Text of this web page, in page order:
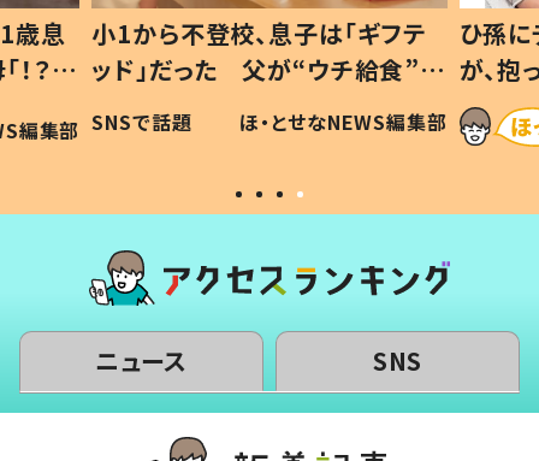
歳息
？」
編集部
小1から不登校、息子は「ギフテ
ッド」だった 父が“ウチ給食”を
作り続ける理由とは #令和の親
#令和の子
SNSで話題 ほ・とせなNEWS編集部
ひ孫
が、
「涙が
い」
ニュース SNS